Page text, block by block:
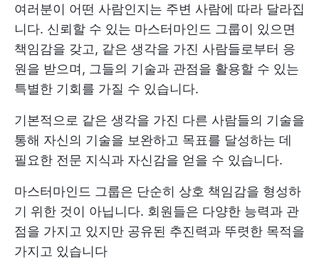
여러분이 어떤 사람인지는 주변 사람에 따라 달라집
니다. 신뢰할 수 있는 마스터마인드 그룹이 있으면
책임감을 갖고, 같은 생각을 가진 사람들로부터 응
원을 받으며, 그들의 기술과 관점을 활용할 수 있는
특별한 기회를 가질 수 있습니다.
기본적으로 같은 생각을 가진 다른 사람들의 기술을
통해 자신의 기술을 보완하고 목표를 달성하는 데
필요한 전문 지식과 자신감을 얻을 수 있습니다.
마스터마인드 그룹은 단순히 상호 책임감을 형성하
기 위한 것이 아닙니다. 회원들은 다양한 능력과 관
점을 가지고 있지만 공유된 추진력과 뚜렷한 목적을
가지고 있습니다